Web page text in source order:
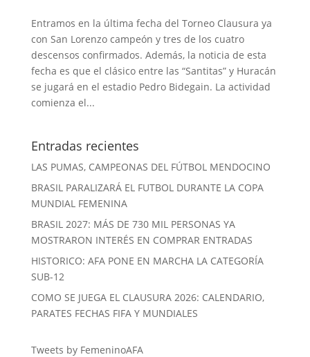
Entramos en la última fecha del Torneo Clausura ya
con San Lorenzo campeón y tres de los cuatro
descensos confirmados. Además, la noticia de esta
fecha es que el clásico entre las “Santitas” y Huracán
se jugará en el estadio Pedro Bidegain. La actividad
comienza el...
Entradas recientes
LAS PUMAS, CAMPEONAS DEL FÚTBOL MENDOCINO
BRASIL PARALIZARÁ EL FUTBOL DURANTE LA COPA
MUNDIAL FEMENINA
BRASIL 2027: MÁS DE 730 MIL PERSONAS YA
MOSTRARON INTERÉS EN COMPRAR ENTRADAS
HISTORICO: AFA PONE EN MARCHA LA CATEGORÍA
SUB-12
COMO SE JUEGA EL CLAUSURA 2026: CALENDARIO,
PARATES FECHAS FIFA Y MUNDIALES
Tweets by FemeninoAFA